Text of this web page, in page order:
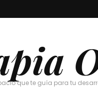
que te guía para tu